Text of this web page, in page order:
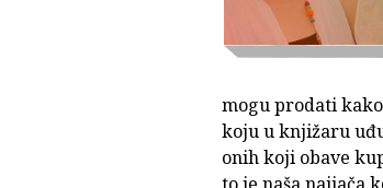
mogu prodati
koju u knjižaru
onih koji obave